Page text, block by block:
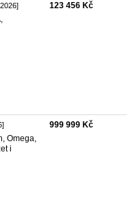
123 456 Kč
Omega,
i
999 999 Kč